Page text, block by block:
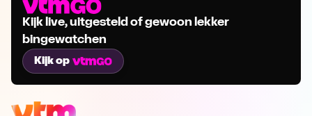
Kijk live, uitgesteld of gewoon lekker
bingewatchen
Kijk op